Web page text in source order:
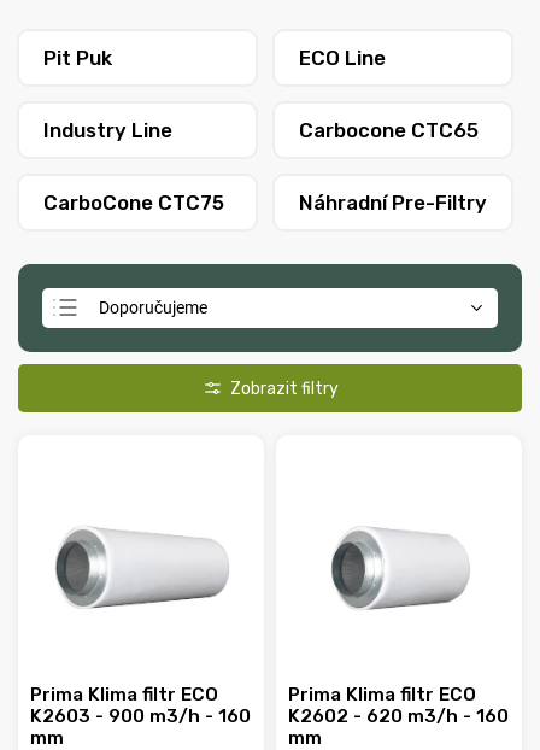
Pit Puk ECO Line
Industry Line Carbocone CTC65
CarboCone CTC75 Náhradní Pre-Filtry
Doporučujeme
Prima Klima filtr ECO
K2603 - 900 m3/h - 160
mm
Prima Klima filtr ECO
K2602 - 620 m3/h - 160
mm